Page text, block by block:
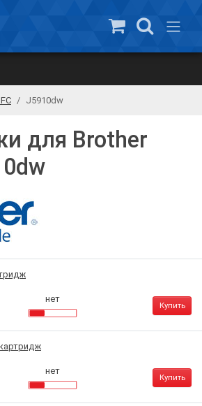
J5910dw
для Brother
нет
Купить
нет
Купить